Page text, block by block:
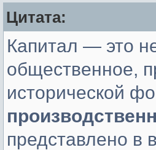
Цитата:
Капитал — это
общественное,
исторической
представлено в